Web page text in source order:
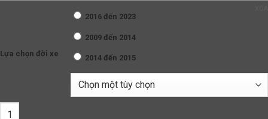
Lựa chọn đời xe
2016 đến 2023
2009 đến 2014
2014 đến 2015
Gạt Mưa Xe Mercedes E250 (2009 đến 2023) Silicone Chính